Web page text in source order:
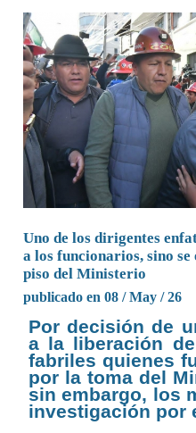
Uno de los dirigentes
a los funcionarios, sino
piso del Ministerio
publicado en 08 / May / 26
Por decisión de
a la liberación
fabriles quienes
por la toma del
sin embargo, los
investigación por